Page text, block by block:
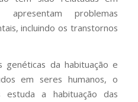
problemas
incluindo os transtornos
genéticas da habituação e
em seres humanos, o
estuda a habituação das